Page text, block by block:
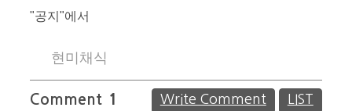
"공지"에서
현미채식
Comment 1 Write Comment LIST